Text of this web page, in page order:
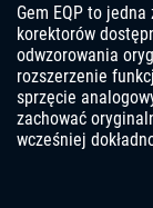
Gem EQP to
korektorów
odwzorowania
rozszerzenie
sprzęcie
zachować
wcześniej